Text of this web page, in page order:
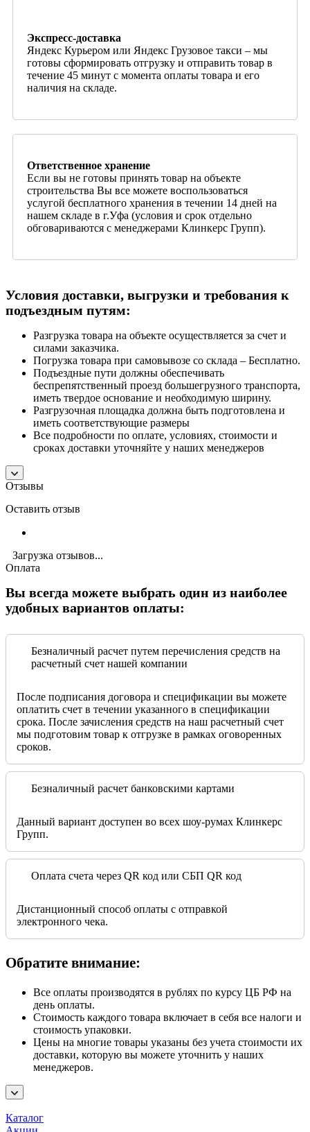
Экспресс-доставка
Яндекс Курьером или Яндекс Грузовое такси – мы
готовы сформировать отгрузку и отправить товар в
течение 45 минут с момента оплаты товара и его
наличия на складе.
Ответственное хранение
Если вы не готовы принять товар на объекте
строительства Вы все можете воспользоваться
услугой бесплатного хранения в течении 14 дней на
нашем складе в г.Уфа (условия и срок отдельно
обговариваются с менеджерами Клинкерс Групп).
Условия доставки, выгрузки и требования к
подъездным путям:
Разгрузка товара на объекте осуществляется за счет и
силами заказчика.
Погрузка товара при самовывозе со склада – Бесплатно.
Подъездные пути должны обеспечивать
беспрепятственный проезд большегрузного транспорта,
иметь твердое основание и необходимую ширину.
Разгрузочная площадка должна быть подготовлена и
иметь соответствующие размеры
Все подробности по оплате, условиях, стоимости и
сроках доставки уточняйте у наших менеджеров
Отзывы
Оставить отзыв
Загрузка отзывов...
Оплата
Вы всегда можете выбрать один из наиболее
удобных вариантов оплаты:
Безналичный расчет путем перечисления средств на
расчетный счет нашей компании
После подписания договора и спецификации вы можете
оплатить счет в течении указанного в спецификации
срока. После зачисления средств на наш расчетный счет
мы подготовим товар к отгрузке в рамках оговоренных
сроков.
Безналичный расчет банковскими картами
Данный вариант доступен во всех шоу-румах Клинкерс
Групп.
Оплата счета через QR код или СБП QR код
Дистанционный способ оплаты с отправкой
электронного чека.
Обратите внимание:
Все оплаты производятся в рублях по курсу ЦБ РФ на
день оплаты.
Стоимость каждого товара включает в себя все налоги и
стоимость упаковки.
Цены на многие товары указаны без учета стоимости их
доставки, которую вы можете уточнить у наших
менеджеров.
Каталог